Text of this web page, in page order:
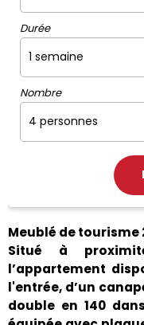
Durée
Nombre
Meublé de tourisme
Situé à
l’appartement
l'entrée, d’un
double en 140